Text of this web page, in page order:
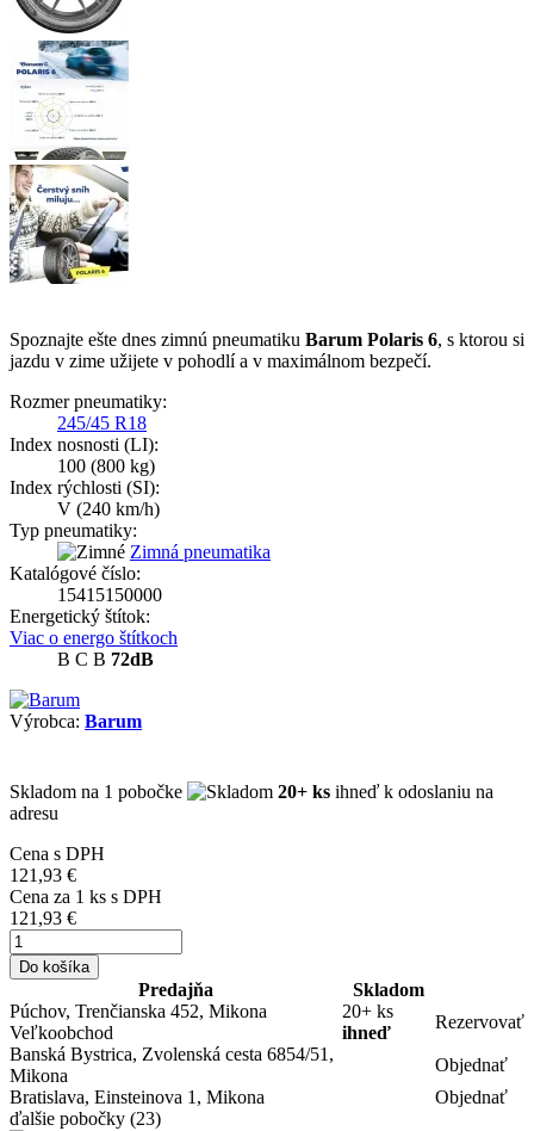
Spoznajte ešte dnes zimnú pneumatiku Barum Polaris 6, s ktorou si
jazdu v zime užijete v pohodlí a v maximálnom bezpečí.
Rozmer pneumatiky:
245/45 R18
Index nosnosti (LI):
100 (800 kg)
Index rýchlosti (SI):
V (240 km/h)
Typ pneumatiky:
Zimná pneumatika
Katalógové číslo:
15415150000
Energetický štítok:
Viac o energo štítkoch
B C B 72dB
Výrobca: Barum
Skladom na 1 pobočke 20+ ks ihneď k odoslaniu na
adresu
Cena s DPH
121,93 €
Cena za 1 ks s DPH
121,93 €
Do košíka
Predajňa
Skladom
Púchov, Trenčianska 452, Mikona
Veľkoobchod
20+ ks
ihneď
Rezervovať
Banská Bystrica, Zvolenská cesta 6854/51,
Mikona
Objednať
Bratislava, Einsteinova 1, Mikona
Objednať
ďalšie pobočky (23)